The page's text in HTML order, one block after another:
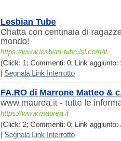
Lesbian Tube
Chatta con centinaia di
mondo!
https://www.lesbian-tube.lsl.com/it
(Click: 1; Commenti: 0; Link aggiunto:
Segnala Link Interrotto
FA.RO di Marrone Matteo &
www.maurea.it - tutte le
https://www.maurea.it
(Click: 2; Commenti: 0; Link aggiunto:
Segnala Link Interrotto